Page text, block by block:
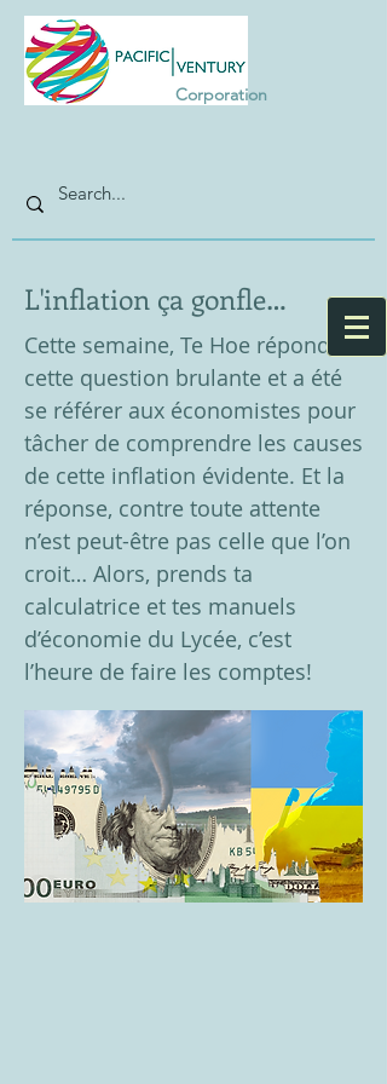
Corporation
L'inflation ça gonfle…
Cette semaine, Te Hoe répond à
cette question brulante et a été
se référer aux économistes pour
tâcher de comprendre les causes
de cette inflation évidente. Et la
réponse, contre toute attente
n’est peut-être pas celle que l’on
croit… Alors, prends ta
calculatrice et tes manuels
d’économie du Lycée, c’est
l’heure de faire les comptes!